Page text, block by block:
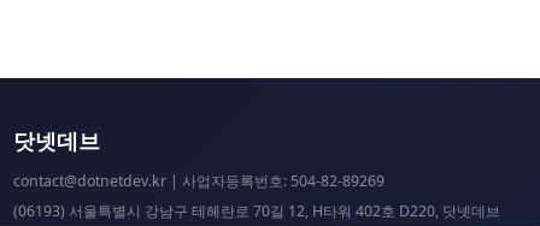
닷넷데브
contact@dotnetdev.kr| 사업자등록번호: 504-82-89269
(06193) 서울특별시 강남구 테헤란로 70길 12, H타워 402호 D220, 닷넷데브